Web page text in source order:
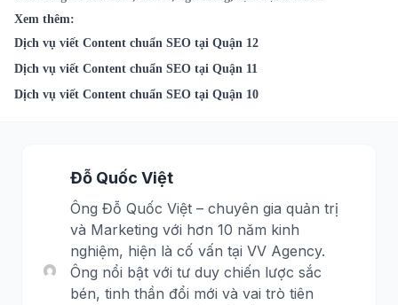
Xem thêm:
Dịch vụ viết Content chuẩn SEO tại Quận 12
Dịch vụ viết Content chuẩn SEO tại Quận 11
Dịch vụ viết Content chuẩn SEO tại Quận 10
Đỗ Quốc Việt
Ông Đỗ Quốc Việt – chuyên gia quản trị
và Marketing với hơn 10 năm kinh
nghiệm, hiện là cố vấn tại VV Agency.
Ông nổi bật với tư duy chiến lược sắc
bén, tinh thần đổi mới và vai trò tiên